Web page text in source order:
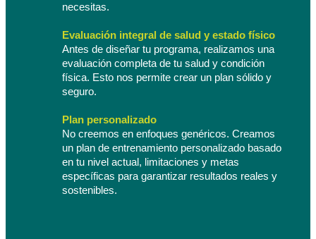
necesitas.
Evaluación integral de salud y estado físico
Antes de diseñar tu programa, realizamos una
evaluación completa de tu salud y condición
física. Esto nos permite crear un plan sólido y
seguro.
Plan personalizado
No creemos en enfoques genéricos. Creamos
un plan de entrenamiento personalizado basado
en tu nivel actual, limitaciones y metas
específicas para garantizar resultados reales y
sostenibles.